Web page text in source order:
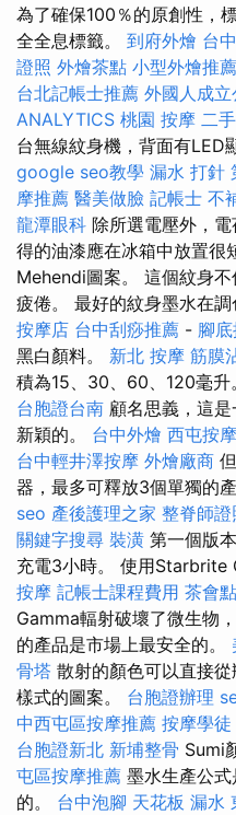
為了確保100％的原創性，
全全息標籤。 到府外燴 台
證照 外燴茶點 小型外燴推薦
台北記帳士推薦 外國人成立
ANALYTICS 桃園 按摩 二
台無線紋身機，背面有LED
google seo教學 漏水 打針
摩推薦 醫美做臉 記帳士 不
龍潭眼科 除所選電壓外，
得的油漆應在冰箱中放置很
Mehendi圖案。 這個紋身
疲倦。 最好的紋身墨水在
按摩店 台中刮痧推薦 - 腳
黑白顏料。 新北 按摩 筋膜
積為15、30、60、120毫升
台胞證台南 顧名思義，這
新穎的。 台中外燴 西屯按摩
台中輕井澤按摩 外燴廠商
器，最多可釋放3個單獨的
seo 產後護理之家 整脊師證
關鍵字搜尋 裝潢 第一個版
充電3小時。 使用Starbrite
按摩 記帳士課程費用 茶會
Gamma輻射破壞了微生物
的產品是市場上最安全的。
骨塔 散射的顏色可以直接
樣式的圖案。 台胞證辦理
中西屯區按摩推薦 按摩學徒
台胞證新北 新埔整骨 Sumi
屯區按摩推薦 墨水生產公
的。 台中泡腳 天花板 漏水